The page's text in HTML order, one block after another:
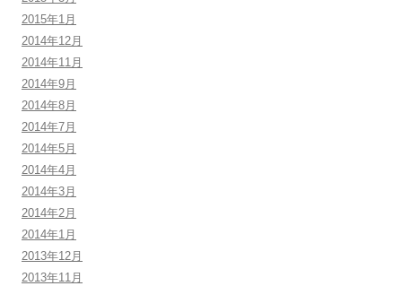
2015年1月
2014年12月
2014年11月
2014年9月
2014年8月
2014年7月
2014年5月
2014年4月
2014年3月
2014年2月
2014年1月
2013年12月
2013年11月